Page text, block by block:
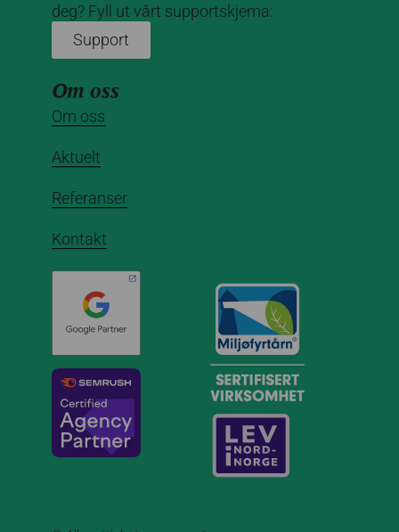
deg? Fyll ut vårt supportskjema:
Support
Om oss
Om oss
Aktuelt
Referanser
Kontakt